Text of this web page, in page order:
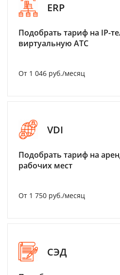
ERP
Подобрать тариф на IP-
виртуальную АТС
От 1 046 руб./месяц
VDI
Подобрать тариф на
рабочих мест
От 1 750 руб./месяц
СЭД